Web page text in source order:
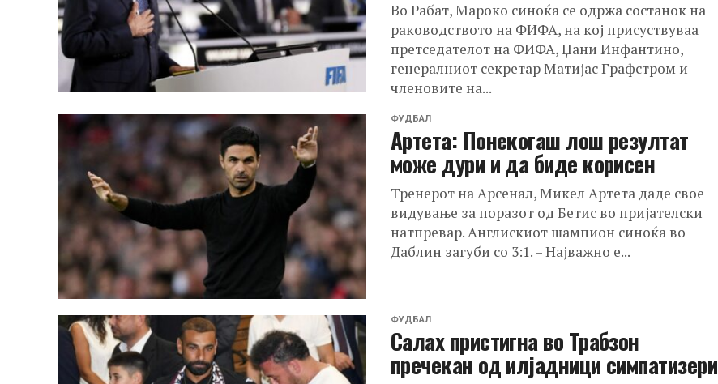
Во Рабат, Мароко синоќа се одржа состанок на
раководството на ФИФА, на кој присуствуваа
претседателот на ФИФА, Џани Инфантино,
генералниот секретар Матијас Графстром и
членовите на...
ФУДБАЛ
Артета: Понекогаш лош резултат
може дури и да биде корисен
Тренерот на Арсенал, Микел Артета даде свое
видување за поразот од Бетис во пријателски
натпревар. Англискиот шампион синоќа во
Даблин загуби со 3:1. – Најважно е...
ФУДБАЛ
Салах пристигна во Трабзон
пречекан од илјадници симпатизери